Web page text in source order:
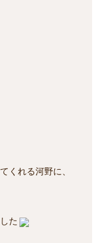
くれる河野に、
た